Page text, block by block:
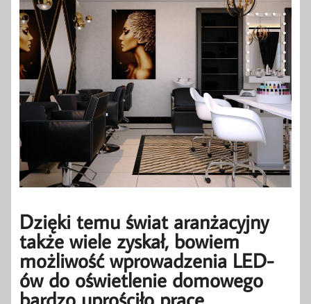
Dzięki temu świat aranżacyjny
także wiele zyskał, bowiem
możliwość wprowadzenia LED-
ów do oświetlenie domowego